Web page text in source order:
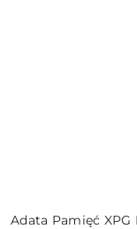
Adata Pamięć XPG